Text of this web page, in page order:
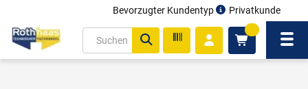
Bevorzugter Kundentyp Privatkunde